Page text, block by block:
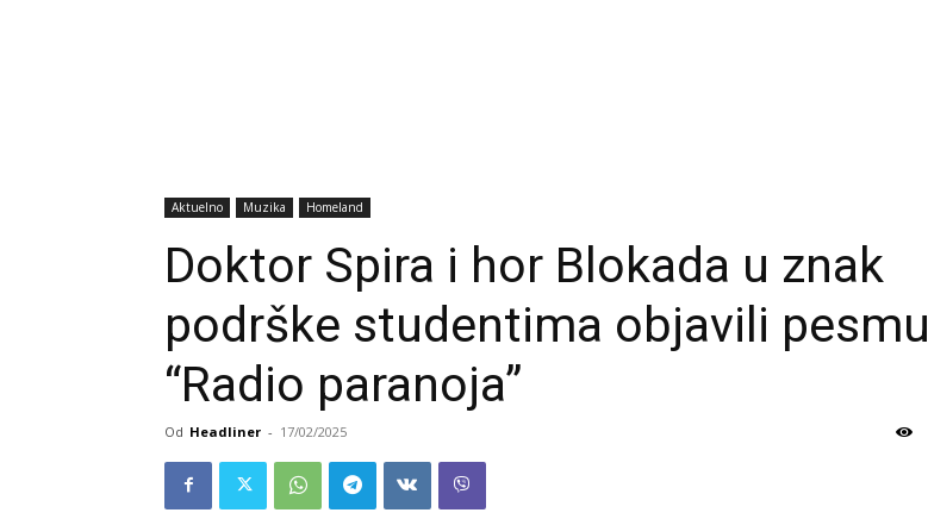
Aktuelno Muzika Homeland
Doktor Spira i hor Blokada u znak
podrške studentima objavili pesmu
“Radio paranoja”
Od Headliner - 17/02/2025